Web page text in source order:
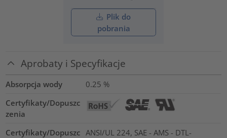
Plik do
pobrania
Aprobaty i Specyfikacje
Absorpcja wody 0.25 %
Certyfikaty/Dopuszc
zenia
Certyfikaty/Dopuszc ANSI/UL 224, SAE - AMS - DTL-